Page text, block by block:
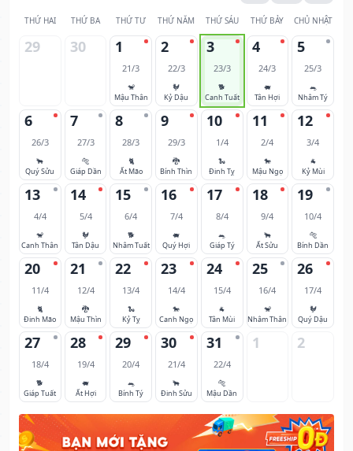
THỨ HAI THỨ BA THỨ TƯ THỨ NĂM THỨ SÁU THỨ BẢY CHỦ NHẬT
29 30 1
21/3
🐒
Mậu Thân
2
22/3
🐓
Kỷ Dậu
3
23/3
🐕
Canh Tuất
4
24/3
🐖
Tân Hợi
5
25/3
🐀
Nhâm Tý
6
26/3
🐂
Quý Sửu
7
27/3
🐅
Giáp Dần
8
28/3
🐈
Ất Mão
9
29/3
🐉
Bính Thìn
10
1/4
🐍
Đinh Tỵ
11
2/4
🐎
Mậu Ngọ
12
3/4
🐐
Kỷ Mùi
13
4/4
🐒
Canh Thân
14
5/4
🐓
Tân Dậu
15
6/4
🐕
Nhâm Tuất
16
7/4
🐖
Quý Hợi
17
8/4
🐀
Giáp Tý
18
9/4
🐂
Ất Sửu
19
10/4
🐅
Bính Dần
20
11/4
🐈
Đinh Mão
21
12/4
🐉
Mậu Thìn
22
13/4
🐍
Kỷ Tỵ
23
14/4
🐎
Canh Ngọ
24
15/4
🐐
Tân Mùi
25
16/4
🐒
Nhâm Thân
26
17/4
🐓
Quý Dậu
27
18/4
🐕
Giáp Tuất
28
19/4
🐖
Ất Hợi
29
20/4
🐀
Bính Tý
30
21/4
🐂
Đinh Sửu
31
22/4
🐅
Mậu Dần
1 2